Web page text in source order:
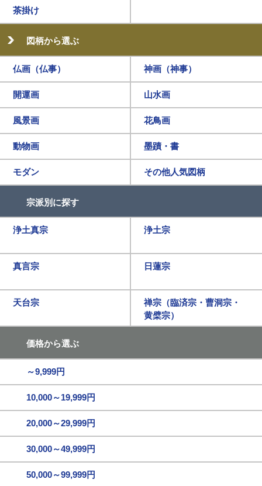
茶掛け
図柄から選ぶ
仏画（仏事） 神画（神事）
開運画 山水画
風景画 花鳥画
動物画 墨蹟・書
モダン その他人気図柄
宗派別に探す
浄土真宗 浄土宗
真言宗 日蓮宗
天台宗
禅宗（臨済宗・曹洞宗・
黄檗宗）
価格から選ぶ
～9,999円
10,000～19,999円
20,000～29,999円
30,000～49,999円
50,000～99,999円